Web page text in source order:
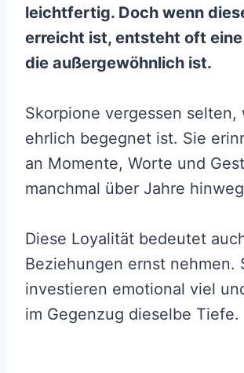
leichtfertig. Doch wenn
erreicht ist, entsteht oft
die außergewöhnlich ist.
Skorpione vergessen selten,
ehrlich begegnet ist. Sie
an Momente, Worte und
manchmal über Jahre
Diese Loyalität bedeutet
Beziehungen ernst nehmen.
investieren emotional viel
im Gegenzug dieselbe Tiefe.